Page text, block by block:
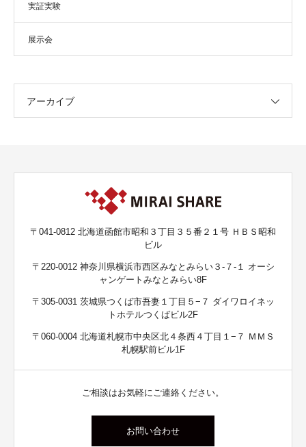
実証実験
展示会
アーカイブ
〒041-0812 北海道函館市昭和３丁目３５番２１号 ＨＢＳ昭和
ビル
〒220-0012 神奈川県横浜市西区みなとみらい３-７-１ オーシ
ャンゲートみなとみらい8F
〒305-0031 茨城県つくば市吾妻１丁目５−７ ダイワロイネッ
トホテルつくばビル2F
〒060-0004 北海道札幌市中央区北４条西４丁目１−７ ＭＭＳ
札幌駅前ビル1F
ご相談はお気軽にご連絡ください。
お問い合わせ